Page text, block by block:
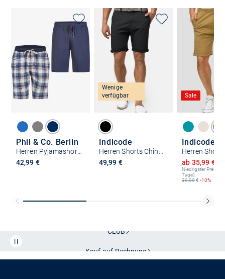
Phil & Co. Berlin
Herren Pyjamashorts - Cozy Classics
42,99 €
Wenige
verfügbar
Indicode
Herren Shorts Chino - Baltin
49,99 €
Sale
Indicode
Ermäßigter
ab 35,99 €
Niedrigster Preis
Tage):
39,99€ -10%
CLUB
Kauf auf Rechnung